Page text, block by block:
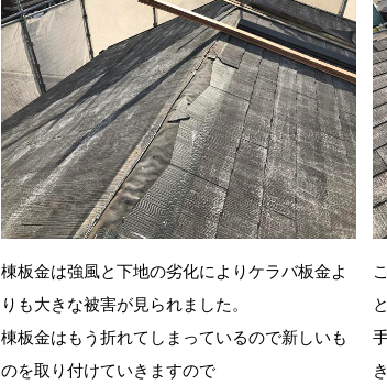
棟板金は強風と下地の劣化によりケラバ板金よ
りも大きな被害が見られました。
棟板金はもう折れてしまっているので新しいも
のを取り付けていきますので